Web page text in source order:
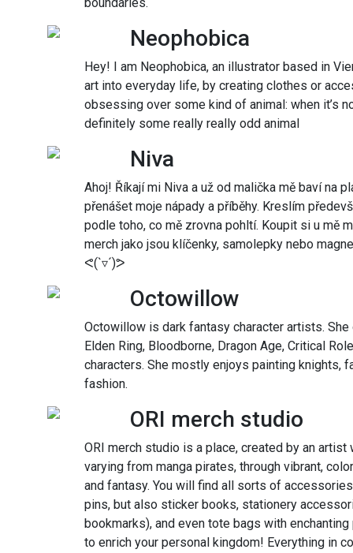
Neophobica
Hey! I am Neophobica, an illustrator based in
art into everyday life, by creating clothes or
obsessing over some kind of animal: when it’s
definitely some really really odd animal
Niva
Ahoj! Říkají mi Niva a už od malička mě baví na
přenášet moje nápady a příběhy. Kreslím
podle toho, co mě zrovna pohltí. Koupit si u mě
merch jako jsou klíčenky, samolepky nebo
ᕙ(`▿´)ᕗ
Octowillow
Octowillow is dark fantasy character artists.
Elden Ring, Bloodborne, Dragon Age, Critical
characters. She mostly enjoys painting knights,
fashion.
ORI merch studio
ORI merch studio is a place, created by an
varying from manga pirates, through vibrant,
and fantasy. You will find all sorts of
pins, but also sticker books, stationery
bookmarks), and even tote bags with
to enrich your personal kingdom! Everything in